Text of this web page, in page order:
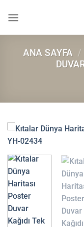
atla
ANA SAYFA /